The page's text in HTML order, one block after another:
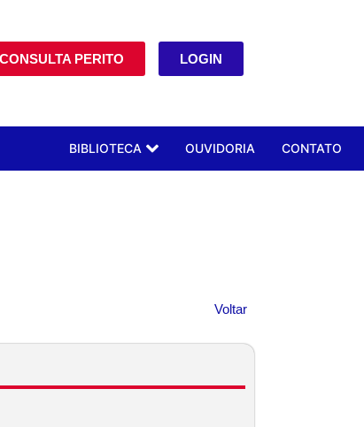
CONSULTA PERITO LOGIN
BIBLIOTECA OUVIDORIA CONTATO
Voltar